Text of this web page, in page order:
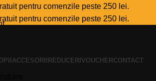
pentru comenzile peste 250 lei.
pentru comenzile peste 250 lei.
ACCESORII REDUCERI VOUCHERCONTACT